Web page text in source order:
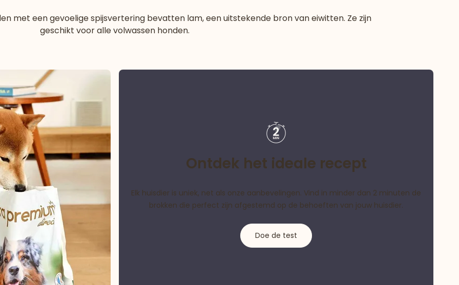
met een gevoelige spijsvertering bevatten lam, een uitstekende bron van eiwitten. Ze zijn
geschikt voor alle volwassen honden.
Ontdek het ideale recept
Elk huisdier is uniek, net als onze aanbevelingen. Vind in minder dan 2 minuten de
brokken die perfect zijn afgestemd op de behoeften van jouw huisdier.
Doe de test